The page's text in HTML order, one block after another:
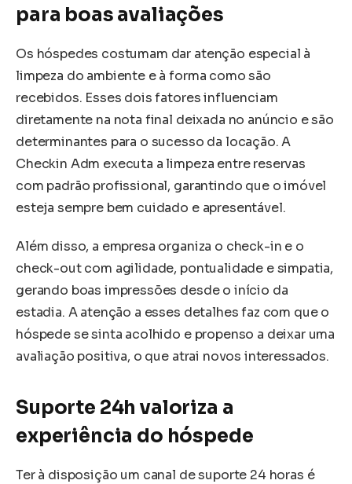
para boas avaliações
Os hóspedes costumam dar atenção especial à
limpeza do ambiente e à forma como são
recebidos. Esses dois fatores influenciam
diretamente na nota final deixada no anúncio e são
determinantes para o sucesso da locação. A
Checkin Adm executa a limpeza entre reservas
com padrão profissional, garantindo que o imóvel
esteja sempre bem cuidado e apresentável.
Além disso, a empresa organiza o check-in e o
check-out com agilidade, pontualidade e simpatia,
gerando boas impressões desde o início da
estadia. A atenção a esses detalhes faz com que o
hóspede se sinta acolhido e propenso a deixar uma
avaliação positiva, o que atrai novos interessados.
Suporte 24h valoriza a
experiência do hóspede
Ter à disposição um canal de suporte 24 horas é